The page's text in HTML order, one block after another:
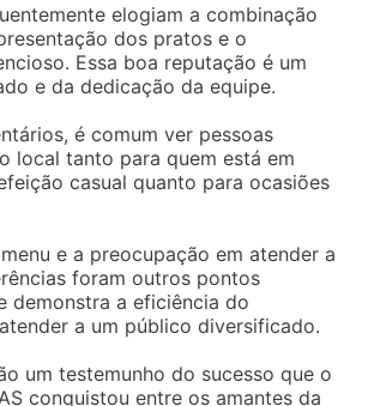
elogiam a combinação
dos pratos e o
Essa boa reputação é um
e da dedicação da equipe.
é comum ver pessoas
local tanto para quem está em
casual quanto para ocasiões
e a preocupação em atender a
foram outros pontos
demonstra a eficiência do
a um público diversificado.
um testemunho do sucesso que o
conquistou entre os amantes da